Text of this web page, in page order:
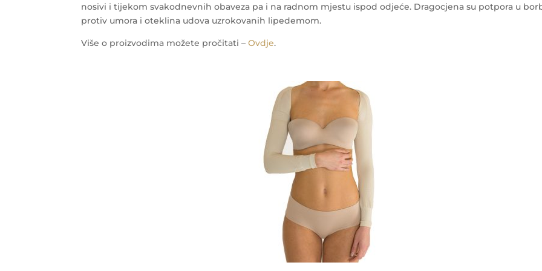
nosivi i tijekom svakodnevnih obaveza pa i na radnom mjestu ispod odjeće. Dragocjena su potpora u
protiv umora i oteklina udova uzrokovanih lipedemom.
Više o proizvodima možete pročitati –Ovdje.